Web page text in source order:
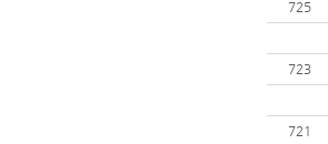
725
723
721